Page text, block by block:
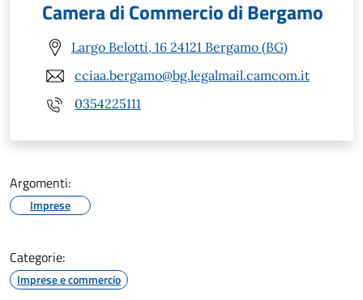
Camera di Commercio di Bergamo
Largo Belotti, 16 24121 Bergamo (BG)
cciaa.bergamo@bg.legalmail.camcom.it
0354225111
Argomenti:
Imprese
Categorie:
Imprese e commercio